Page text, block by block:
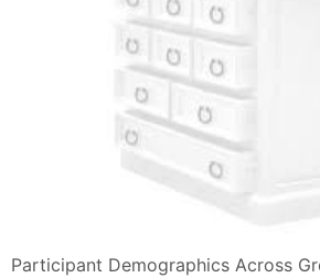
Participant Demographics Across